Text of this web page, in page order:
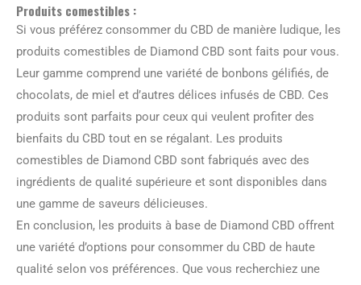
Produits comestibles :
Si vous préférez consommer du CBD de manière ludique, les
produits comestibles de Diamond CBD sont faits pour vous.
Leur gamme comprend une variété de bonbons gélifiés, de
chocolats, de miel et d’autres délices infusés de CBD. Ces
produits sont parfaits pour ceux qui veulent profiter des
bienfaits du CBD tout en se régalant. Les produits
comestibles de Diamond CBD sont fabriqués avec des
ingrédients de qualité supérieure et sont disponibles dans
une gamme de saveurs délicieuses.
En conclusion, les produits à base de Diamond CBD offrent
une variété d’options pour consommer du CBD de haute
qualité selon vos préférences. Que vous recherchiez une